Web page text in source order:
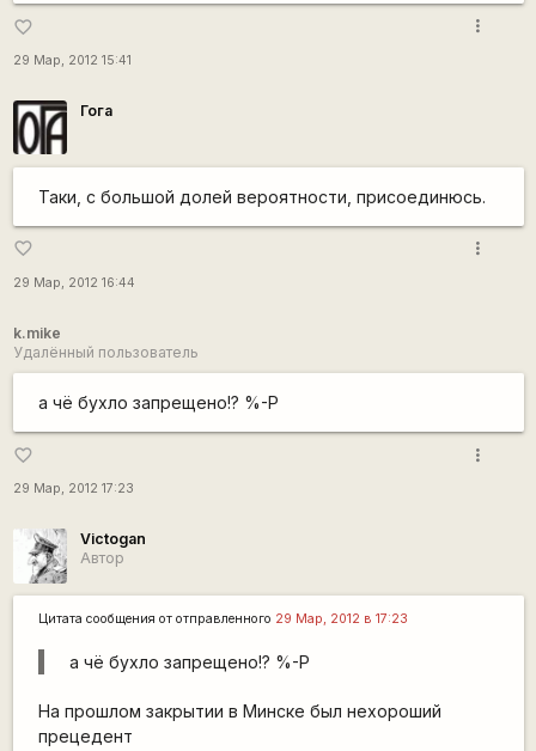
favorite_border
29 Мар, 2012 15:41
more_vert
Гога
Таки, с большой долей вероятности, присоединюсь.
favorite_border
29 Мар, 2012 16:44
more_vert
k.mike
Удалённый пользователь
а чё бухло запрещено!? %-P
favorite_border
29 Мар, 2012 17:23
more_vert
Victogan
Автор
Цитата сообщения от отправленного 29 Мар, 2012 в 17:23
а чё бухло запрещено!? %-P
На прошлом закрытии в Минске был нехороший
прецедент